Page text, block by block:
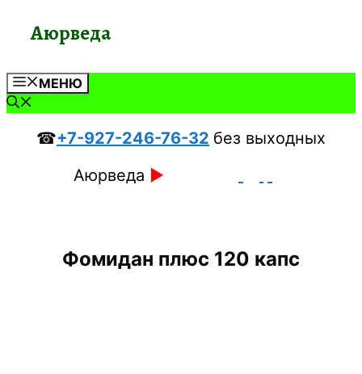
Аюрведа
МЕНЮ
☎+7-927-246-76-32 без выходных
Аюрведа ►
Фомидан плюс 120 капс